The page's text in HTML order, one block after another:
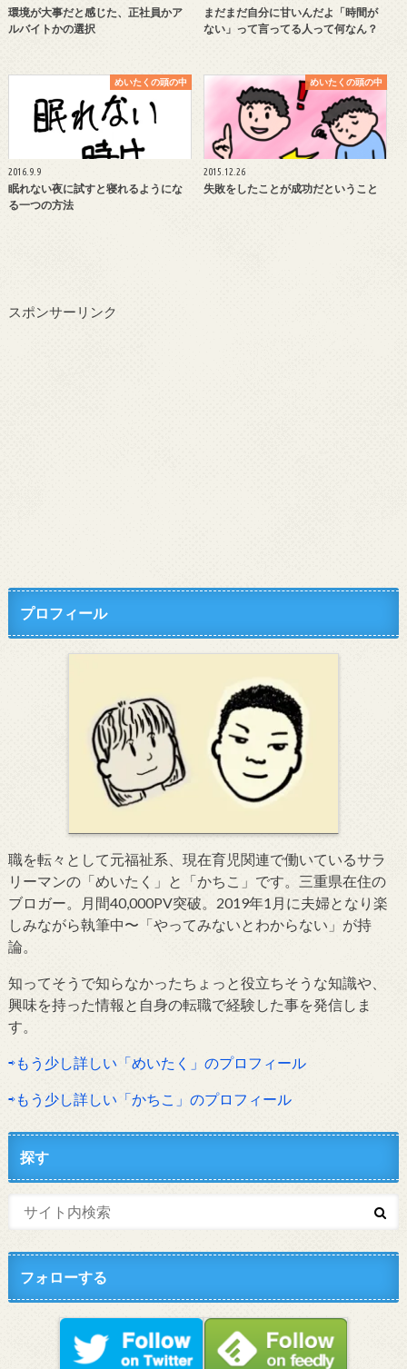
環境が大事だと感じた、正社員かア
ルバイトかの選択
まだまだ自分に甘いんだよ「時間が
ない」って言ってる人って何なん？
めいたくの頭の中
2016.9.9
眠れない夜に試すと寝れるようにな
る一つの方法
めいたくの頭の中
2015.12.26
失敗をしたことが成功だということ
スポンサーリンク
プロフィール
職を転々として元福祉系、現在育児関連で働いているサラ
リーマンの「めいたく」と「かちこ」です。三重県在住の
ブロガー。月間40,000PV突破。2019年1月に夫婦となり楽
しみながら執筆中〜「やってみないとわからない」が持
論。
知ってそうで知らなかったちょっと役立ちそうな知識や、
興味を持った情報と自身の転職で経験した事を発信しま
す。
⇨もう少し詳しい「めいたく」のプロフィール
⇨もう少し詳しい「かちこ」のプロフィール
探す
フォローする